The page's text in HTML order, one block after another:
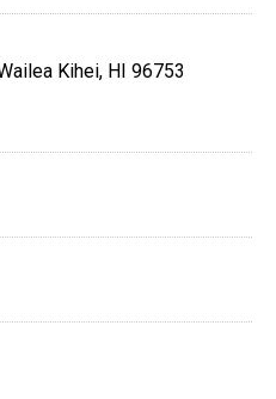
Kihei, HI 96753